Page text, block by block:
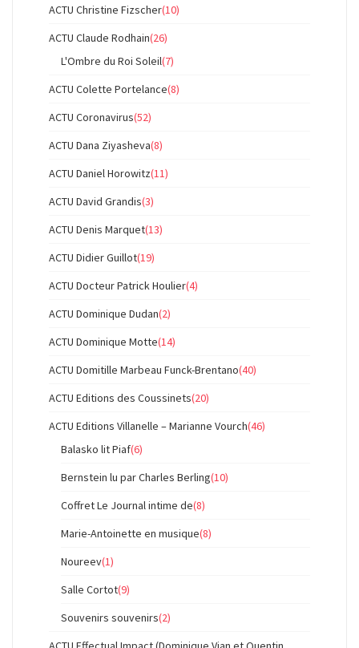
ACTU Christine Fizscher(10)
ACTU Claude Rodhain(26)
L'Ombre du Roi Soleil(7)
ACTU Colette Portelance(8)
ACTU Coronavirus(52)
ACTU Dana Ziyasheva(8)
ACTU Daniel Horowitz(11)
ACTU David Grandis(3)
ACTU Denis Marquet(13)
ACTU Didier Guillot(19)
ACTU Docteur Patrick Houlier(4)
ACTU Dominique Dudan(2)
ACTU Dominique Motte(14)
ACTU Domitille Marbeau Funck-Brentano(40)
ACTU Editions des Coussinets(20)
ACTU Editions Villanelle – Marianne Vourch(46)
Balasko lit Piaf(6)
Bernstein lu par Charles Berling(10)
Coffret Le Journal intime de(8)
Marie-Antoinette en musique(8)
Noureev(1)
Salle Cortot(9)
Souvenirs souvenirs(2)